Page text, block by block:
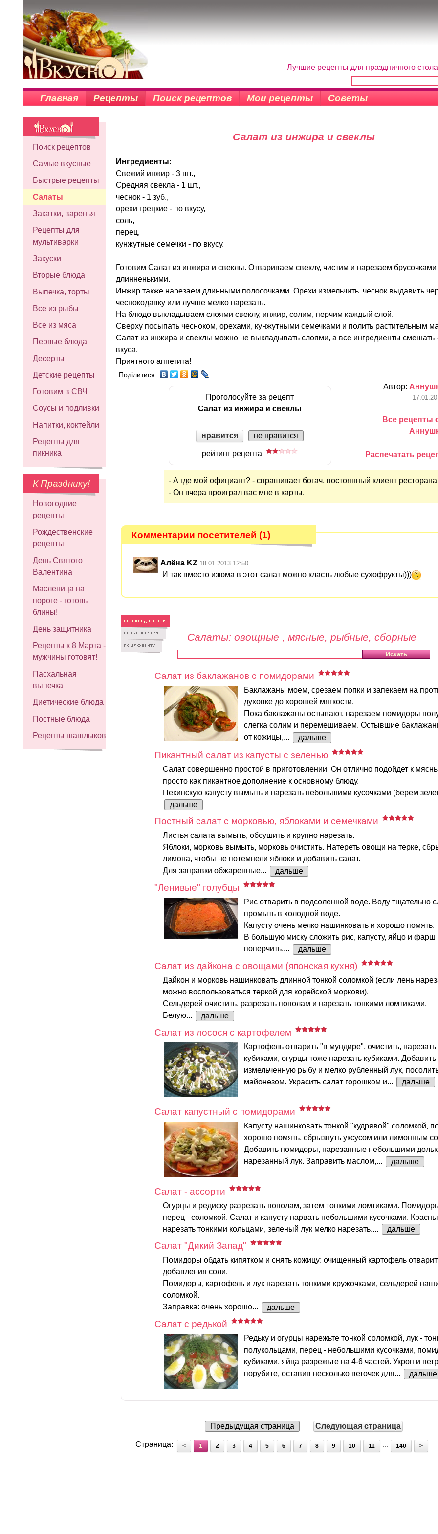
Лучшие рецепты для праздничного
Главная Рецепты Поиск рецептов Мои рецепты Советы
Поиск рецептов
Самые вкусные
Быстрые рецепты
Салаты
Закатки, варенья
Рецепты для
мультиварки
Закуски
Вторые блюда
Выпечка, торты
Все из рыбы
Все из мяса
Первые блюда
Десерты
Детские рецепты
Готовим в СВЧ
Соусы и подливки
Напитки, коктейли
Рецепты для
пикника
К Празднику!
Новогодние
рецепты
Рождественские
рецепты
День Святого
Валентина
Масленица на
пороге - готовь
блины!
День защитника
Рецепты к 8 Марта -
мужчины готовят!
Пасхальная
выпечка
Диетические блюда
Постные блюда
Рецепты шашлыков
Салат из инжира и свеклы
Ингредиенты:
Свежий инжир - 3 шт.,
Средняя свекла - 1 шт.,
чеснок - 1 зуб.,
орехи грецкие - по вкусу,
соль,
перец,
кунжутные семечки - по вкусу.
Готовим Салат из инжира и свеклы. Отвариваем свеклу, чистим и нарезаем брусочками
длинненькими.
Инжир также нарезаем длинными полосочками. Орехи измельчить, чеснок выдавить
чеснокодавку или лучше мелко нарезать.
На блюдо выкладываем слоями свеклу, инжир, солим, перчим каждый слой.
Сверху посыпать чесноком, орехами, кунжутными семечками и полить растительным
Салат из инжира и свеклы можно не выкладывать слоями, а все ингредиенты смешать
вкуса.
Приятного аппетита!
Поділитися
Проголосуйте за рецепт
Салат из инжира и свеклы
нравится не нравится
рейтинг рецепта
Автор:
Все рецепты
Распечатать
- А где мой официант? - спрашивает богач, постоянный клиент
- Он вчера проиграл вас мне в карты.
Комментарии посетителей (1)
Алёна KZ 18.01.2013 12:50
И так вместо изюма в этот салат можно класть любые сухофрукты)))
Салаты: овощные , мясные, рыбные, сборные
Салат из баклажанов с помидорами
Баклажаны моем, срезаем попки и запекаем на
духовке до хорошей мягкости.
Пока баклажаны остывают, нарезаем помидоры
слегка солим и перемешиваем. Остывшие
от кожицы,...
дальше
Пикантный салат из капусты с зеленью
Салат совершенно простой в приготовлении. Он отлично подойдет к
просто как пикантное дополнение к основному блюду.
Пекинскую капусту вымыть и нарезать небольшими кусочками (берем
дальше
Постный салат с морковью, яблоками и семечками
Листья салата вымыть, обсушить и крупно нарезать.
Яблоки, морковь вымыть, морковь очистить. Натереть овощи на терке,
лимона, чтобы не потемнели яблоки и добавить салат.
Для заправки обжаренные...
дальше
"Ленивые" голубцы
Рис отварить в подсоленной воде. Воду тщательно
промыть в холодной воде.
Капусту очень мелко нашинковать и хорошо помять.
В большую миску сложить рис, капусту, яйцо и фарш
поперчить....
дальше
Салат из дайкона с овощами (японская кухня)
Дайкон и морковь нашинковать длинной тонкой соломкой (если лень
можно воспользоваться теркой для корейской моркови).
Сельдерей очистить, разрезать пополам и нарезать тонкими ломтиками.
Белую...
дальше
Салат из лосося с картофелем
Картофель отварить "в мундире", очистить,
кубиками, огурцы тоже нарезать кубиками. Добавить
измельченную рыбу и мелко рубленный лук,
майонезом. Украсить салат горошком и...
дальше
Салат капустный с помидорами
Капусту нашинковать тонкой "кудрявой" соломкой,
хорошо помять, сбрызнуть уксусом или лимонным
Добавить помидоры, нарезанные небольшими
нарезанный лук. Заправить маслом,...
дальше
Салат - ассорти
Огурцы и редиску разрезать пополам, затем тонкими ломтиками.
перец - соломкой. Салат и капусту нарвать небольшими кусочками.
нарезать тонкими кольцами, зеленый лук мелко нарезать....
дальше
Салат "Дикий Запад"
Помидоры обдать кипятком и снять кожицу; очищенный картофель
добавления соли.
Помидоры, картофель и лук нарезать тонкими кружочками, сельдерей
соломкой.
Заправка: очень хорошо...
дальше
Салат с редькой
Редьку и огурцы нарежьте тонкой соломкой, лук -
полукольцами, перец - небольшими кусочками,
кубиками, яйца разрежьте на 4-6 частей. Укроп и
порубите, оставив несколько веточек для...
дальше
Предыдущая страница Следующая страница
Страница: < 1 2 3 4 5 6 7 8 9 10 11 ... 140 >